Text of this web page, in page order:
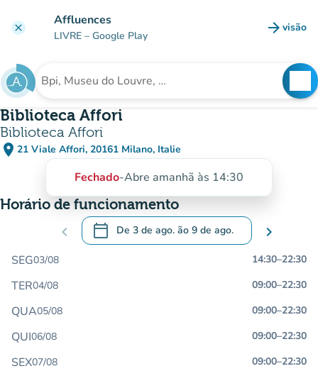
clear Affluences
LIVRE – Google Play arrow_forward visão
(novo
Procura uma instituição
Biblioteca Affori
Biblioteca Affori
place 21 Viale Affori, 20161 Milano, Italie
(abrir no Google Maps)
(novo separador)
Fechado-Abre amanhã às 14:30
Horário de funcionamento
chevron_left calendar_today De 3 de ago. ão 9 de ago.
.Abra o calendário para alterar as datas
chevron_right
SEG03/08 14:30–22:30
TER04/08 09:00–22:30
QUA05/08 09:00–22:30
QUI06/08 09:00–22:30
SEX07/08 09:00–22:30